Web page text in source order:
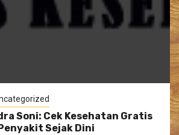
Soni: Cek Kesehatan Gratis
Sejak Dini